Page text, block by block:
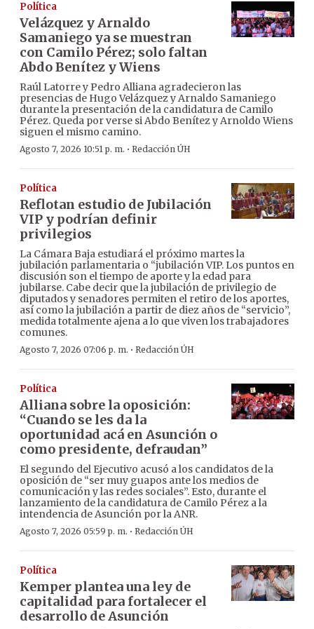
Política
Velázquez y Arnaldo
Samaniego ya se muestran
con Camilo Pérez; solo faltan
Abdo Benítez y Wiens
Raúl Latorre y Pedro Alliana agradecieron las
presencias de Hugo Velázquez y Arnaldo Samaniego
durante la presentación de la candidatura de Camilo
Pérez. Queda por verse si Abdo Benítez y Arnoldo Wiens
siguen el mismo camino.
Agosto 7, 2026 10:51 p. m. · Redacción ÚH
Política
Reflotan estudio de Jubilación
VIP y podrían definir
privilegios
La Cámara Baja estudiará el próximo martes la
jubilación parlamentaria o “jubilación VIP. Los puntos en
discusión son el tiempo de aporte y la edad para
jubilarse. Cabe decir que la jubilación de privilegio de
diputados y senadores permiten el retiro de los aportes,
así como la jubilación a partir de diez años de “servicio”,
medida totalmente ajena a lo que viven los trabajadores
comunes.
Agosto 7, 2026 07:06 p. m. · Redacción ÚH
Política
Alliana sobre la oposición:
“Cuando se les da la
oportunidad acá en Asunción o
como presidente, defraudan”
El segundo del Ejecutivo acusó a los candidatos de la
oposición de “ser muy guapos ante los medios de
comunicación y las redes sociales”. Esto, durante el
lanzamiento de la candidatura de Camilo Pérez a la
intendencia de Asunción por la ANR.
Agosto 7, 2026 05:59 p. m. · Redacción ÚH
Política
Kemper plantea una ley de
capitalidad para fortalecer el
desarrollo de Asunción